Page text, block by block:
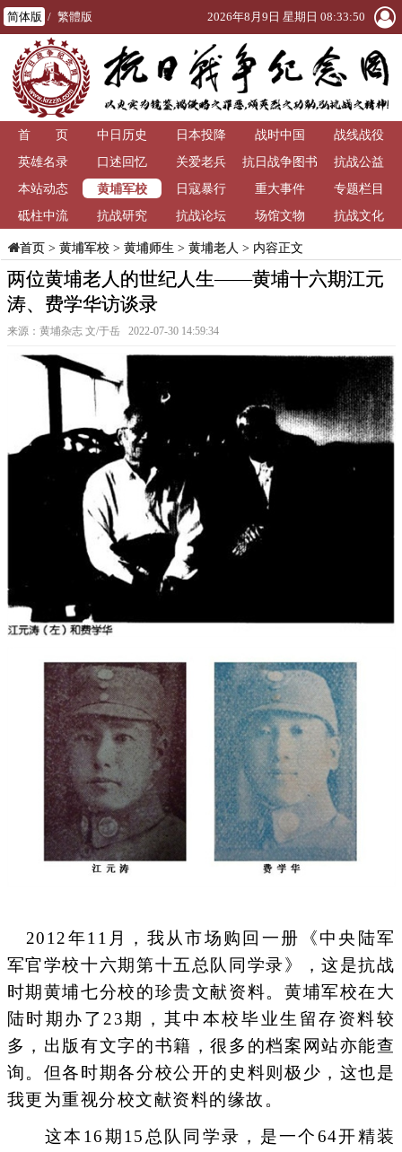
简体版 / 繁體版 2026年8月9日 星期日 08:33:51
首 页 中日历史 日本投降 战时中国
战线战役
英雄名录
口述回忆 关爱老兵
抗日战争图书
馆
抗战公益
本站动态
黄埔军校 日寇暴行 重大事件
专题栏目
砥柱中流
抗战研究 抗战论坛 场馆文物 抗战文化
首页> 黄埔军校> 黄埔师生 > 黄埔老人 > 内容正文
两位黄埔老人的世纪人生——黄埔十六期江元
涛、费学华访谈录
来源：黄埔杂志 文/于岳 2022-07-30 14:59:34
2012年11月，我从市场购回一册《中央陆军
军官学校十六期第十五总队同学录》，这是抗战
时期黄埔七分校的珍贵文献资料。黄埔军校在大
陆时期办了23期，其中本校毕业生留存资料较
多，出版有文字的书籍，很多的档案网站亦能查
询。但各时期各分校公开的史料则极少，这也是
我更为重视分校文献资料的缘故。
这本16期15总队同学录，是一个64开精装